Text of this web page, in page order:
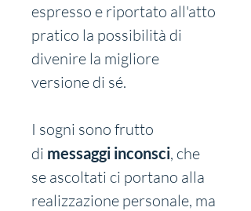
espresso e riportato all'atto
pratico la possibilità di
divenire la migliore
versione di sé.
I sogni sono frutto
di messaggi inconsci, che
se ascoltati ci portano alla
realizzazione personale, ma